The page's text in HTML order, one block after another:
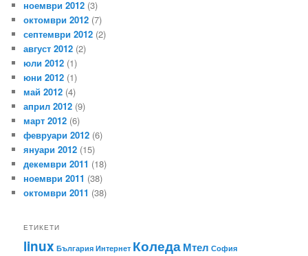
ноември 2012 (3)
октомври 2012 (7)
септември 2012 (2)
август 2012 (2)
юли 2012 (1)
юни 2012 (1)
май 2012 (4)
април 2012 (9)
март 2012 (6)
февруари 2012 (6)
януари 2012 (15)
декември 2011 (18)
ноември 2011 (38)
октомври 2011 (38)
ЕТИКЕТИ
linux България Интернет КоледаМтел София